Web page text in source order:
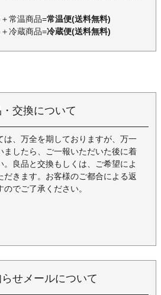
常温商品=常温便(送料無料)
冷蔵商品=冷蔵便(送料無料)
交換について
は、万全を期しておりますが、万一
ましたら、ご一報いただいた後に着
良品と交換もしくは、ご希望によ
だきます。お客様のご都合による返
でご了承ください。
せメールについて